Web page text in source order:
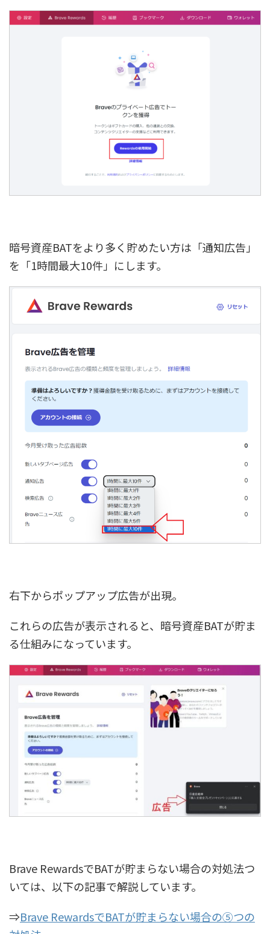
暗号資産BATをより多く貯めたい方は「通知広告」
を「1時間最大10件」にします。
右下からポップアップ広告が出現。
これらの広告が表示されると、暗号資産BATが貯ま
る仕組みになっています。
Brave RewardsでBATが貯まらない場合の対処法つ
いては、以下の記事で解説しています。
⇒Brave RewardsでBATが貯まらない場合の⑤つの